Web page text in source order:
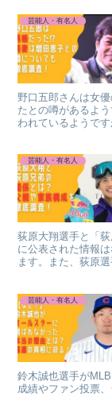
芸能人・有名人
野口五郎さんは女
たとの噂があるよ
われているようで
芸能人・有名人
荻原大翔選手と「
に公表された情報
ます。また、荻原
芸能人・有名人
鈴木誠也選手が
成績やファン投票